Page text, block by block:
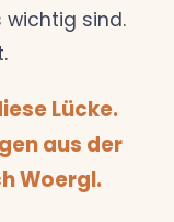
wichtig sind.
Lücke.
aus der
Woergl.